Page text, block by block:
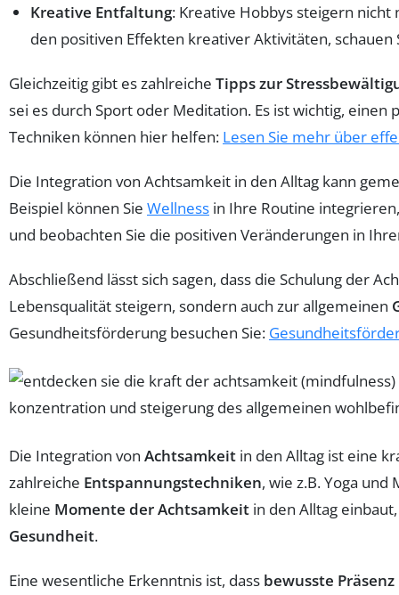
Kreative Entfaltung: Kreative Hobbys steigern nicht
den positiven Effekten kreativer Aktivitäten, schauen
Gleichzeitig gibt es zahlreiche Tipps zur
sei es durch Sport oder Meditation. Es ist wichtig,
Techniken können hier helfen: Lesen Sie mehr über
Die Integration von Achtsamkeit in den Alltag kann
Beispiel können Sie Wellness in Ihre Routine
und beobachten Sie die positiven Veränderungen in
Abschließend lässt sich sagen, dass die Schulung der
Lebensqualität steigern, sondern auch zur allgemeinen
Gesundheitsförderung besuchen Sie:
Die Integration von Achtsamkeit in den Alltag ist eine
zahlreiche Entspannungstechniken, wie z.B. Yoga
kleine Momente der Achtsamkeit in den Alltag
Gesundheit.
Eine wesentliche Erkenntnis ist, dass bewusste Präsenz